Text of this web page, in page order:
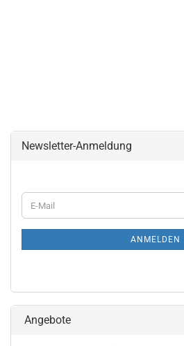
Newsletter-Anmeldung
WEITER
ZUR
E-
Mail
ANMELDEN
Angebote